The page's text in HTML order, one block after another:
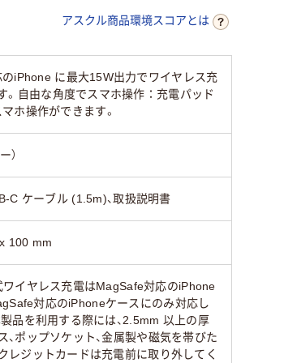
アスクル商品環境スコアとは
iPhone に最大15W出力でワイヤレス充
自由な角度でスマホ操作：充電パッド
ホ操作ができます。
）
C ケーブル (1.5m)、取扱説明書
100 mm
ワイヤレス充電はMagSafe対応のiPhone
対応のiPhoneケースにのみ対応し
製品を利用する際には、2.5mm 以上の厚
、ポップソケット、金属製や磁気を帯びた
レジットカードは充電前に取り外してく